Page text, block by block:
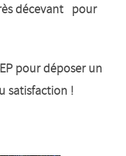
décevant pour
pour déposer un
satisfaction !